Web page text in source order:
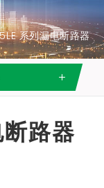
系列漏电断路器
路器